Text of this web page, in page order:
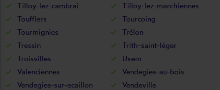
Tilloy-lez-cambrai
Tilloy-lez-marchiennes
Toufflers
Tourcoing
Tourmignies
Trélon
Tressin
Trith-saint-léger
Troisvilles
Uxem
Valenciennes
Vendegies-au-bois
Vendegies-sur-ecaillon
Vendeville